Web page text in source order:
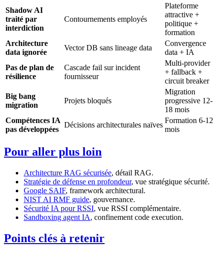
Shadow AI
traité par
interdiction
Contournements employés
Plateforme
attractive +
politique +
formation
Architecture
data ignorée
Vector DB sans lineage data
Convergence
data + IA
Pas de plan de
résilience
Cascade fail sur incident
fournisseur
Multi-provider
+ fallback +
circuit breaker
Big bang
migration
Projets bloqués
Migration
progressive 12-
18 mois
Compétences IA
pas développées
Décisions architecturales naïves
Formation 6-12
mois
Pour aller plus loin
Architecture RAG sécurisée, détail RAG.
Stratégie de défense en profondeur, vue stratégique sécurité.
Google SAIF, framework architectural.
NIST AI RMF guide, gouvernance.
Sécurité IA pour RSSI, vue RSSI complémentaire.
Sandboxing agent IA, confinement code execution.
Points clés à retenir